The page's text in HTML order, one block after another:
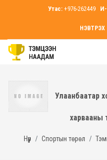
Утас: +976-262449
НЭВТРЭХ
Улаанбаатар
харвааны
Нүүр Спортын төрөл